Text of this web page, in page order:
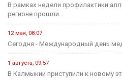
В рамках недели профилактики
регионе прошли...
12 мая, 08:07
Сегодня - Международный день
1 августа, 09:57
В Калмыкии приступили к новому